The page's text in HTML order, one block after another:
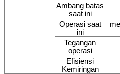
Ambang batas
saat ini
Operasi saat
ini
Tegangan
operasi
Efisiensi
Kemiringan